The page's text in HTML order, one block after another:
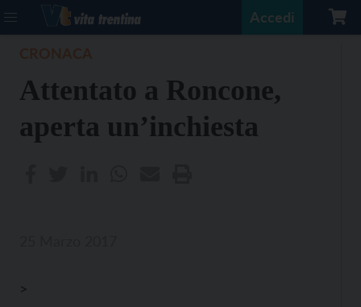
Accedi
Attentato a Roncone,
aperta un’inchiesta
>